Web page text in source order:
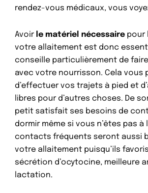
rendez-vous médicaux, vous
Avoir le matériel nécessaire pour
votre allaitement est donc
conseille particulièrement de
avec votre nourrisson. Cela vous
d’effectuer vos trajets à pied et
libres pour d’autres choses. De
petit satisfait ses besoins de
dormir même si vous n’êtes pas à
contacts fréquents seront aussi
votre allaitement puisqu’ils
sécrétion d’ocytocine, meilleure
lactation.